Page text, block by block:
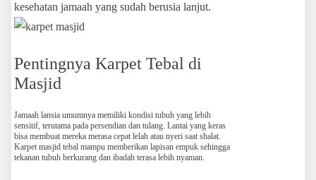
kesehatan jamaah yang sudah berusia lanjut.
Pentingnya Karpet Tebal di
Masjid
Jamaah lansia umumnya memiliki kondisi tubuh yang lebih
sensitif, terutama pada persendian dan tulang. Lantai yang keras
bisa membuat mereka merasa cepat lelah atau nyeri saat shalat.
Karpet masjid tebal mampu memberikan lapisan empuk sehingga
tekanan tubuh berkurang dan ibadah terasa lebih nyaman.